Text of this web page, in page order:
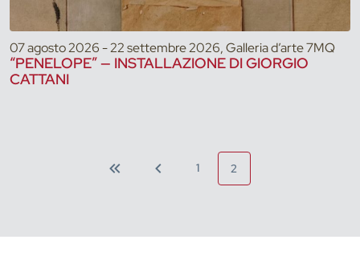
07 agosto 2026 - 22 settembre 2026, Galleria d’arte 7MQ
“PENELOPE” — INSTALLAZIONE DI GIORGIO
CATTANI
1 2